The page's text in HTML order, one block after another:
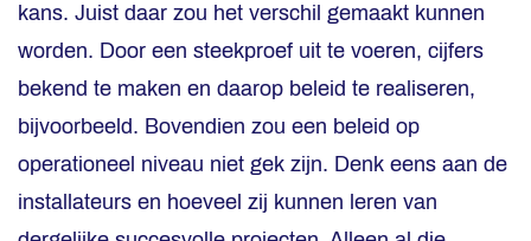
kans. Juist daar zou het verschil gemaakt kunnen
worden. Door een steekproef uit te voeren, cijfers
bekend te maken en daarop beleid te realiseren,
bijvoorbeeld. Bovendien zou een beleid op
operationeel niveau niet gek zijn. Denk eens aan de
installateurs en hoeveel zij kunnen leren van